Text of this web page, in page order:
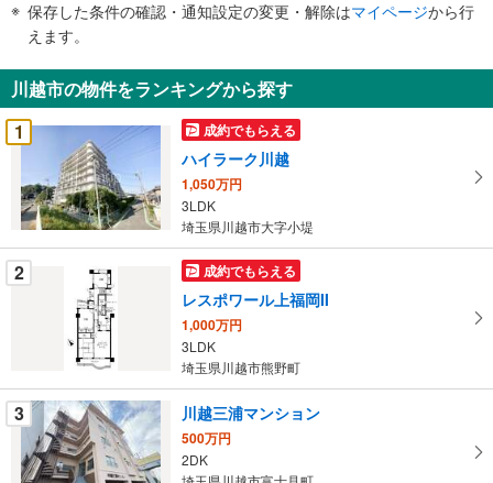
知
を
受
け
る
・
件
を
ー
ジ
保
保存した条件の確認・通知設定の変更・解除はマイページから行
えます。
川越市の物件をランキングから探す
1
成約でもらえる
ハイラーク川越
1,050万円
3LDK
埼玉県川越市大字小堤
2 成約でもらえる
レスポワール上福岡II
1,000万円
3LDK
埼玉県川越市熊野町
3 川越三浦マンション
500万円
2DK